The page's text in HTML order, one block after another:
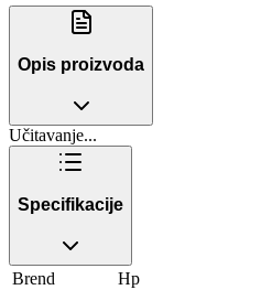
Opis proizvoda
Učitavanje...
Specifikacije
Brend
Hp